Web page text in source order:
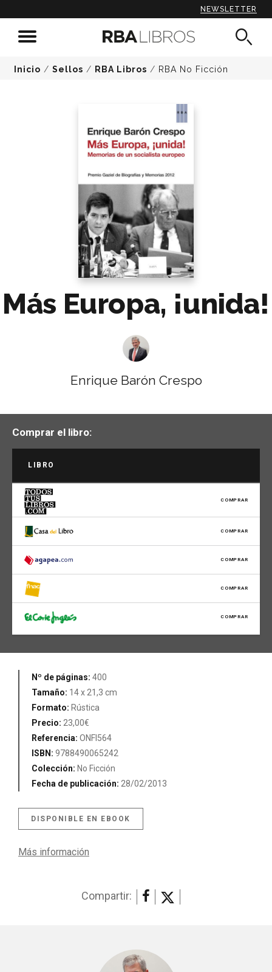
NEWSLETTER
Inicio / Sellos / RBA Libros / RBA No Ficción
Más Europa, ¡unida!
Enrique Barón Crespo
Comprar el libro:
LIBRO
COMPRAR
COMPRAR
COMPRAR
COMPRAR
COMPRAR
Nº de páginas: 400
Tamaño: 14 x 21,3 cm
Formato: Rústica
Precio: 23,00€
Referencia: ONFI564
ISBN: 9788490065242
Colección: No Ficción
Fecha de publicación: 28/02/2013
DISPONIBLE EN EBOOK
Más información
Compartir: